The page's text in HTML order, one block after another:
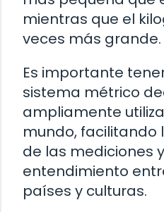
mientras que el
veces más grande.
Es importante
sistema métrico
ampliamente
mundo, facilitando
de las mediciones
entendimiento
países y culturas.